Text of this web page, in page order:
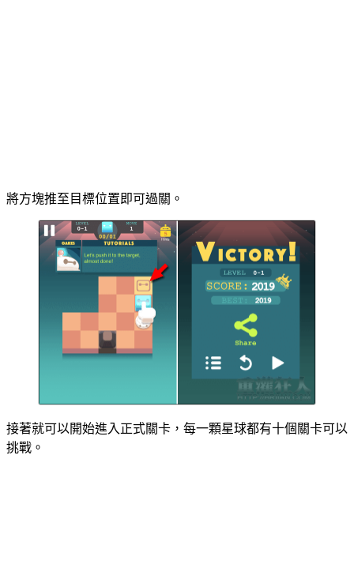
將方塊推至目標位置即可過關。
接著就可以開始進入正式關卡，每一顆星球都有十個關卡可以
挑戰。